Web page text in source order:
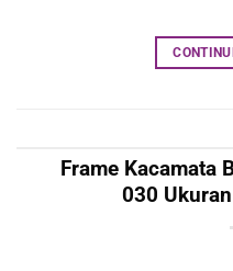
Frame Kacamata
030